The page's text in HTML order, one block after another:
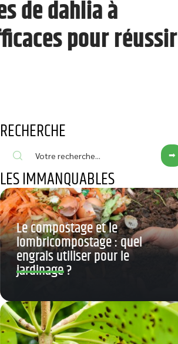
de dahlia à
pour réussir
RECHERCHE
LES IMMANQUABLES
Le compostage et le
lombricompostage : quel
engrais utiliser pour le
jardinage ?